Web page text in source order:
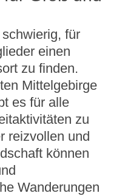
für
einen
zu finden.
Mittelgebirge
es für alle
zu
reizvollen und
können
Wanderungen